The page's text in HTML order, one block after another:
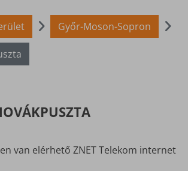
Győr-Moson-Sopron
van elérhető ZNET Telekom internet